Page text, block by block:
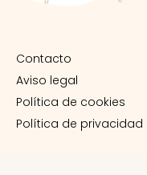
Contacto
Aviso legal
Política de cookies
Política de privacidad